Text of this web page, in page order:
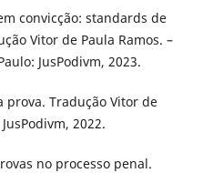
convicção: standards de
Vitor de Paula Ramos. –
JusPodivm, 2023.
prova. Tradução Vitor de
2022.
no processo penal.